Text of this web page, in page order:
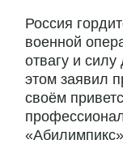
Россия
военной
отвагу и
этом заявил
своём